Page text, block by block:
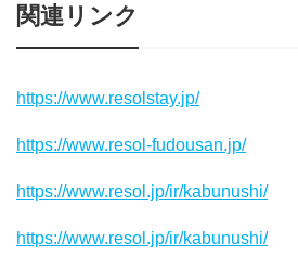
関連リンク
https://www.resolstay.jp/
https://www.resol-fudousan.jp/
https://www.resol.jp/ir/kabunushi/
https://www.resol.jp/ir/kabunushi/